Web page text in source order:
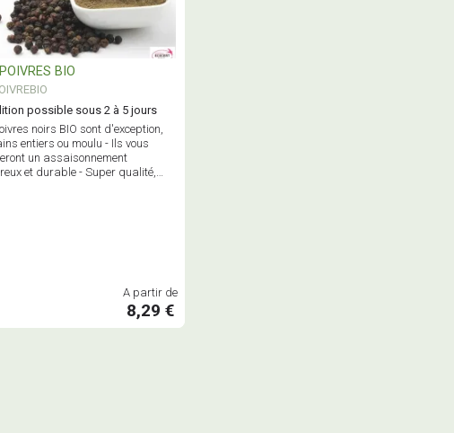
BIO
possible sous 2 à 5 jours
noirs BIO sont d'exception,
entiers ou moulu - Ils vous
un assaisonnement
et durable - Super qualité,
A partir de
8,29 €